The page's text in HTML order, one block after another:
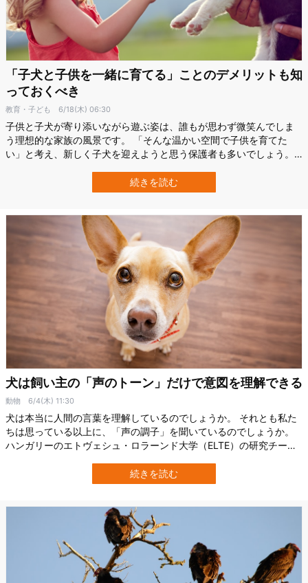
「子犬と子供を一緒に育てる」ことのデメリットも知
っておくべき
教育・子ども 6/18(木) 06:30
子供と子犬が寄り添いながら遊ぶ姿は、誰もが思わず微笑んでしま
う理想的な家族の風景です。 「そんな温かい空間で子供を育てた
い」と考え、新しく子犬を迎えようと思う保護者も多いでしょう。
の心の健康や家族の癒しを期待して子犬を迎える家庭が増えまし
た。 しかし「犬を飼えば家族が幸せになれる」というイメージの裏
続きを読む
犬は飼い主の「声のトーン」だけで意図を理解できる
動物 6/4(木) 11:30
犬は本当に人間の言葉を理解しているのでしょうか。 それとも私た
ちは思っている以上に、「声の調子」を聞いているのでしょうか。
ハンガリーのエトヴェシュ・ロラーンド大学（ELTE）の研究チーム
ーンだけで読み取れる可能性を示しました。 研究成果は2025年8月
21日付で学術誌『Cognition』に掲載されています。 意味のない
続きを読む